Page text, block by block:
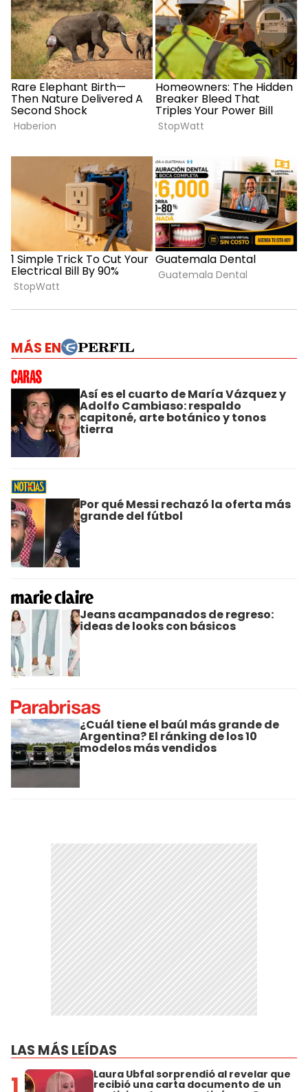
MÁS EN
Así es el cuarto de María Vázquez y
Adolfo Cambiaso: respaldo
capitoné, arte botánico y tonos
tierra
Por qué Messi rechazó la oferta más
grande del fútbol
Jeans acampanados de regreso:
ideas de looks con básicos
¿Cuál tiene el baúl más grande de
Argentina? El ránking de los 10
modelos más vendidos
LAS MÁS LEÍDAS
1 Laura Ubfal sorprendió al revelar que
recibió una carta documento de un